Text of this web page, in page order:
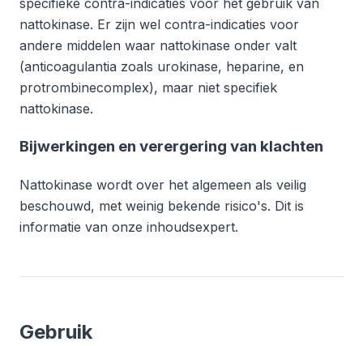
specifieke contra-indicaties voor het gebruik van
nattokinase. Er zijn wel contra-indicaties voor
andere middelen waar nattokinase onder valt
(anticoagulantia zoals urokinase, heparine, en
protrombinecomplex), maar niet specifiek
nattokinase.
Bijwerkingen en verergering van klachten
Nattokinase wordt over het algemeen als veilig
beschouwd, met weinig bekende risico's. Dit is
informatie van onze inhoudsexpert.
Gebruik